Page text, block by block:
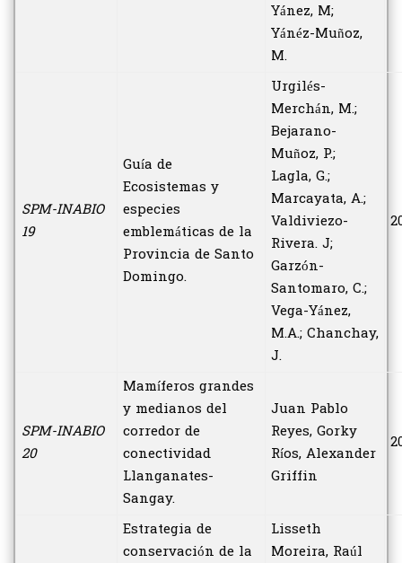
Yánez, M;
Yánéz-Muñoz,
M.
SPM-INABIO
19
Guía de
Ecosistemas y
especies
emblemáticas de la
Provincia de Santo
Domingo.
Urgilés-
Merchán, M.;
Bejarano-
Muñoz, P.;
Lagla, G.;
Marcayata, A.;
Valdiviezo-
Rivera. J;
Garzón-
Santomaro, C.;
Vega-Yánez,
M.A.; Chanchay,
J.
SPM-INABIO
20
Mamíferos grandes
y medianos del
corredor de
conectividad
Llanganates-
Sangay.
Juan Pablo
Reyes, Gorky
Ríos, Alexander
Griffin
Estrategia de
conservación de la
Lisseth
Moreira, Raúl